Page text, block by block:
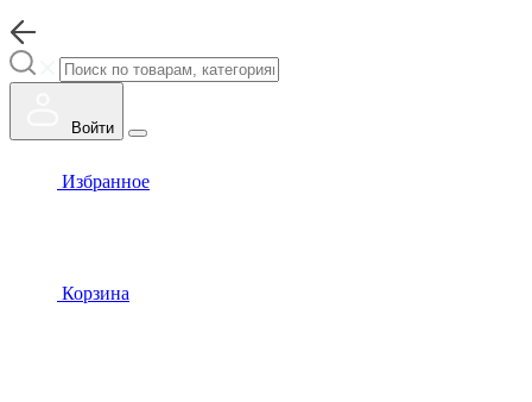
Войти
Избранное
Корзина